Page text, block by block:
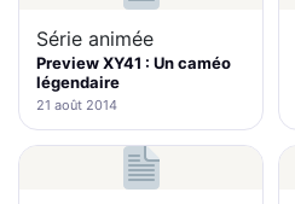
Série animée
Preview XY41 : Un caméo
légendaire
21 août 2014